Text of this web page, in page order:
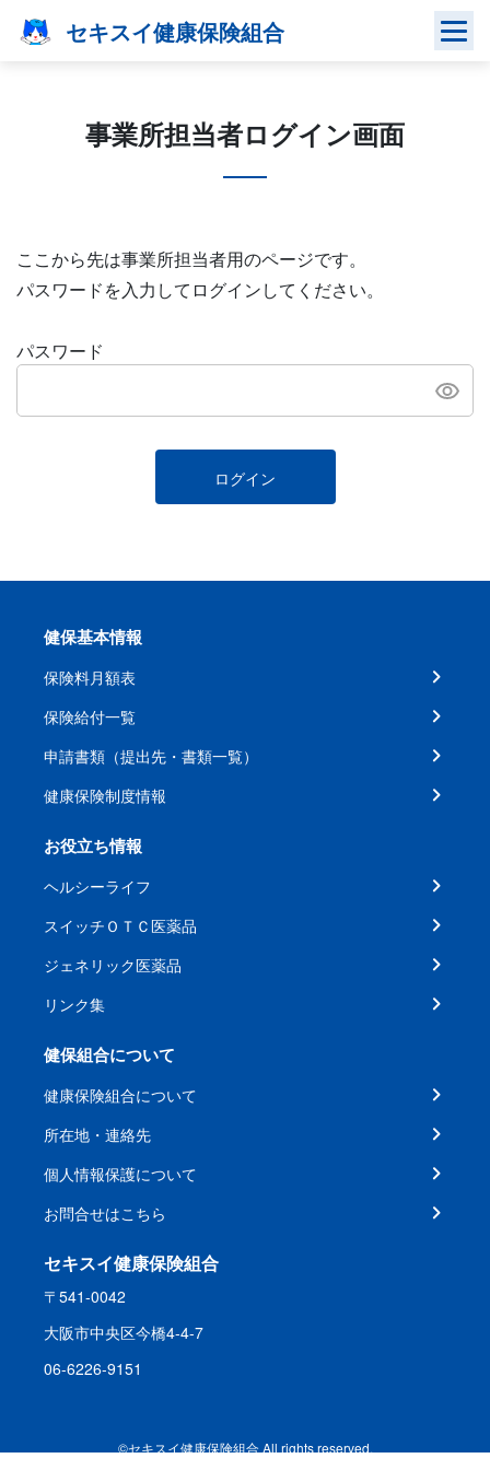
セキスイ健康保険組合
事業所担当者ログイン画面
ここから先は事業所担当者用のページです。
パスワードを入力してログインしてください。
パスワード
ログイン
健保基本情報
保険料月額表
保険給付一覧
申請書類（提出先・書類一覧）
健康保険制度情報
お役立ち情報
ヘルシーライフ
スイッチＯＴＣ医薬品
ジェネリック医薬品
リンク集
健保組合について
健康保険組合について
所在地・連絡先
個人情報保護について
お問合せはこちら
セキスイ健康保険組合
〒541-0042
大阪市中央区今橋4-4-7
06-6226-9151
©セキスイ健康保険組合 All rights reserved.